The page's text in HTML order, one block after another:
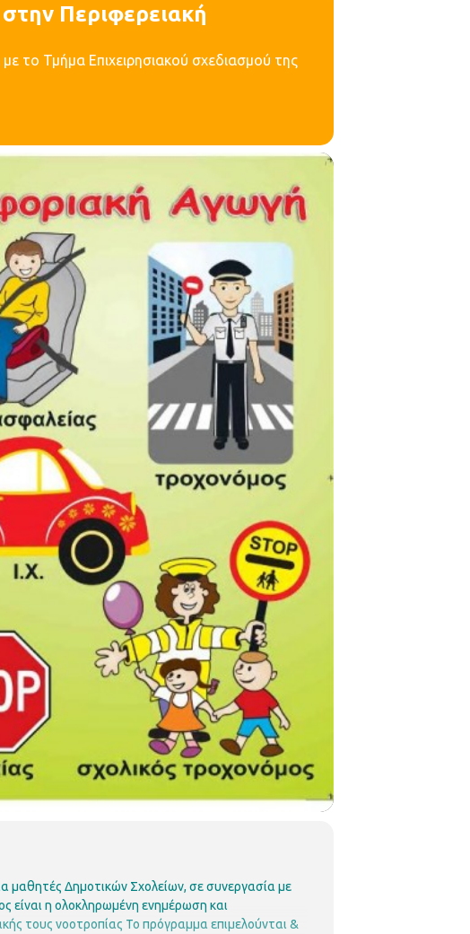
Περιφερειακή
το Τμήμα Επιχειρησιακού σχεδιασμού της
μαθητές Δημοτικών Σχολείων, σε συνεργασία με
είναι η ολοκληρωμένη ενημέρωση και
τους νοοτροπίας Το πρόγραμμα επιμελούνται &